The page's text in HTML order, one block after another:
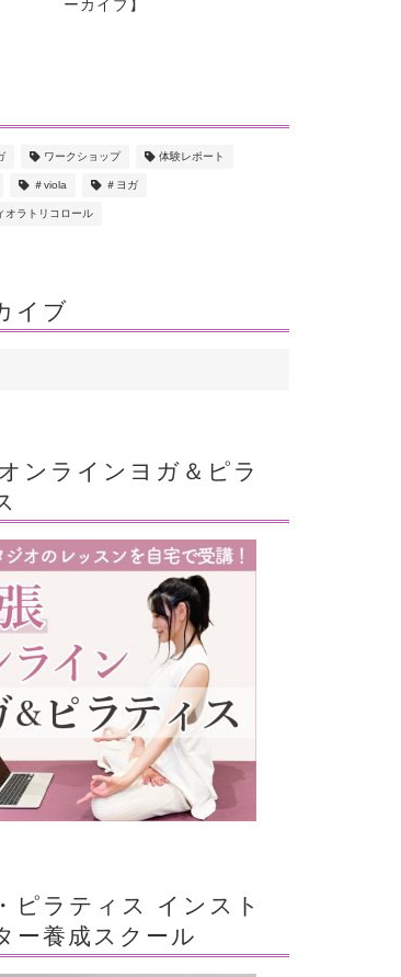
ーカイブ】
ワークショップ 体験レポート
＃viola ＃ヨガ
オラトリコロール
イブ
ンラインヨガ＆ピラ
ピラティス インスト
ー養成スクール